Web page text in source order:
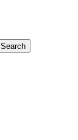
Search